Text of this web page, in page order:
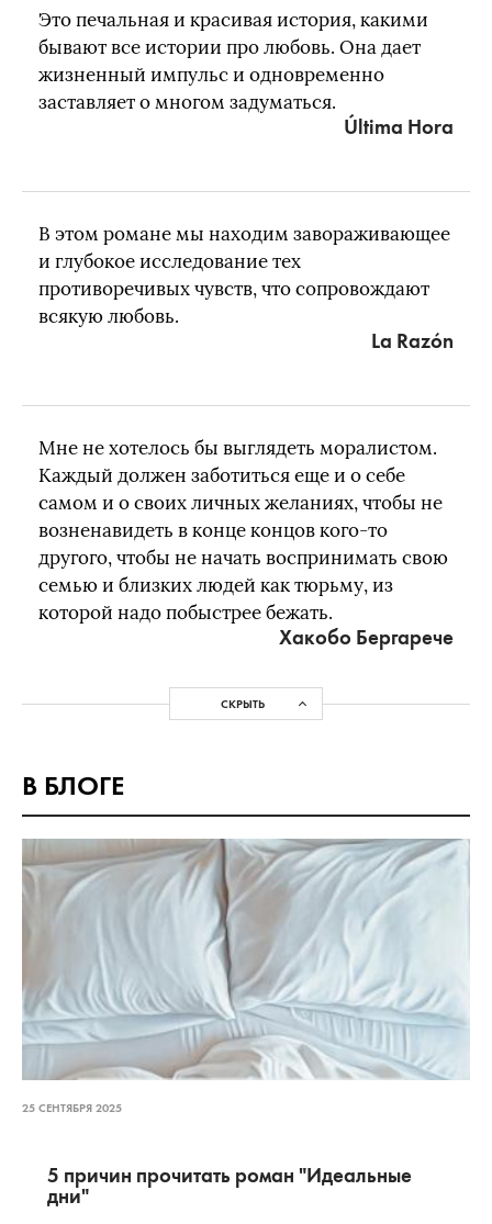
Это печальная и красивая история, какими
бывают все истории про любовь. Она дает
жизненный импульс и одновременно
заставляет о многом задуматься.
Última Hora
В этом романе мы находим завораживающее
и глубокое исследование тех
противоречивых чувств, что сопровождают
всякую любовь.
La Razón
Мне не хотелось бы выглядеть моралистом.
Каждый должен заботиться еще и о себе
самом и о своих личных желаниях, чтобы не
возненавидеть в конце концов кого-то
другого, чтобы не начать воспринимать свою
семью и близких людей как тюрьму, из
которой надо побыстрее бежать.
Хакобо Бергарече
СКРЫТЬ
В БЛОГЕ
25 СЕНТЯБРЯ 2025
5 причин прочитать роман "Идеальные
дни"